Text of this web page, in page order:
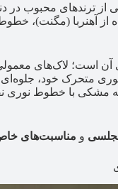
از ترندهای محبوب در
از آهنربا (مگنت)،
آن است؛ لاک‌های
متحرک خود،
مشکی با خطوط نوری
و مناسبت‌های